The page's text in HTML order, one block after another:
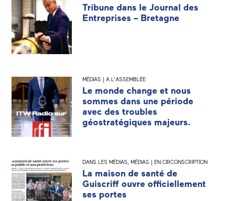
Tribune dans le Journal des
Entreprises – Bretagne
MÉDIAS | A L'ASSEMBLÉE
Le monde change et nous
sommes dans une période
avec des troubles
géostratégiques majeurs.
DANS LES MÉDIAS, MÉDIAS | EN CIRCONSCRIPTION
La maison de santé de
Guiscriff ouvre officiellement
ses portes